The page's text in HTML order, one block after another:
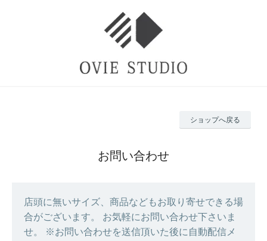
ショップへ戻る
お問い合わせ
店頭に無いサイズ、商品などもお取り寄せできる場
合がございます。 お気軽にお問い合わせ下さいま
せ。 ※お問い合わせを送信頂いた後に自動配信メ